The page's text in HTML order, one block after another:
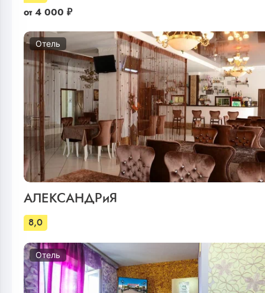
от 4 000 ₽
Отель
АЛЕКСАНДРиЯ
8,0
Отель